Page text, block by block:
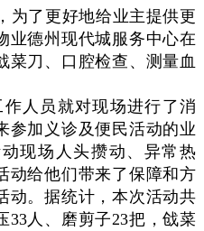
了更好地给业主提供更
业德州现代城服务中心在
菜刀、口腔检查、测量血
员就对现场进行了消
参加义诊及便民活动的业
现场人头攒动、异常热
动给他们带来了保障和方
动。据统计，本次活动共
33人、磨剪子23把，戗菜